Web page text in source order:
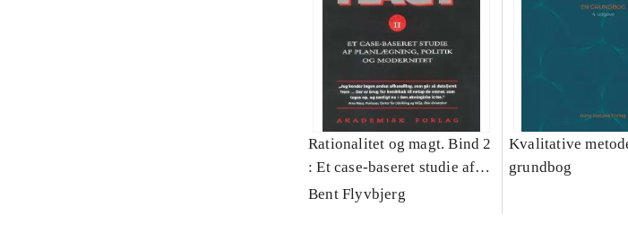
Rationalitet og magt. Bind 2
: Et case-baseret studie af
planlægning, politik og
Bent Flyvbjerg
Kvalitative
grundbog